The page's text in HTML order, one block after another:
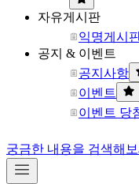
자유게시판
익명게시
공지 & 이벤트
공지사항
이벤트
이벤트 당
궁금한 내용을 검색해